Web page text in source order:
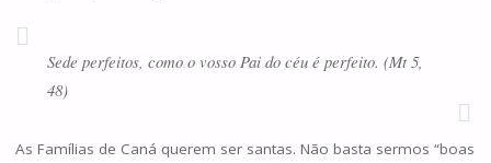
Sede perfeitos, como o vosso Pai do céu é perfeito. (Mt 5,
48)
As Famílias de Caná querem ser santas. Não basta sermos “boas